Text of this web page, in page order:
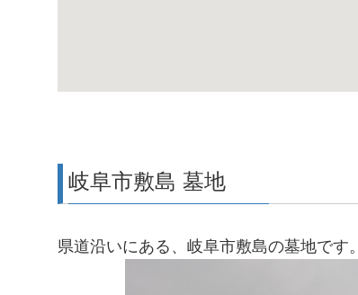
岐阜市敷島 墓地
県道沿いにある、岐阜市敷島の墓地です。